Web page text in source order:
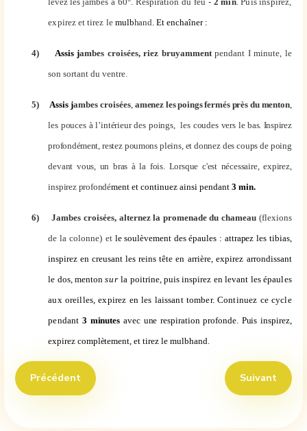
expirez et tirez le mulbhand. Et enchaîner :
4) Assis jambes croisées, riez bruyammentpendant I minute, le
son sortant du ventre.
5) Assis jambes croisées, amenez les poings fermés près du menton,
les pouces à l’intérieur des poings, les coudes vers lebas. Inspirez
profondément, restez poumons pleins, et donnez des coups de poing
devant vous, un bras à la fois. Lorsque c'est nécessaire, expirez,
inspirez profondément et continuez ainsi pendant 3 min.
6) Jambes croisées, alternez la promenade du chameau (flexions
de la colonne) et le soulèvement des épaules : attrapez les tibias,
inspirez en creusant les reinstête en arrière, expirez arrondissant
le dos, mentonsurla poitrine, puis inspirez en levant les épaules
aux oreilles, expirez en les laissant tomber. Continuez ce cycle
pendant 3 minutes avec une respiration profonde. Puis inspirez,
expirez complètement, et tirez le mulbhand.
Article précédent : Kriya sur le Champ Magnétique
Précédent Article
Suivant